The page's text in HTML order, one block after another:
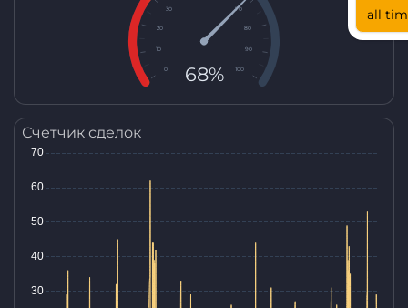
all
0
10
20
30 70
80
90
100
68%
Счетчик сделок